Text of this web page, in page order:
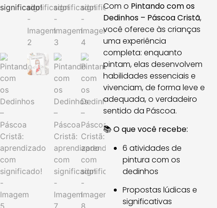
Com o Pintando com os
Dedinhos – Páscoa Cristã,
você oferece às crianças
uma experiência
completa: enquanto
pintam, elas desenvolvem
habilidades essenciais e
vivenciam, de forma leve e
adequada, o verdadeiro
sentido da Páscoa.
📚O que você recebe:
6 atividades de
pintura com os
dedinhos
Propostas lúdicas e
significativas